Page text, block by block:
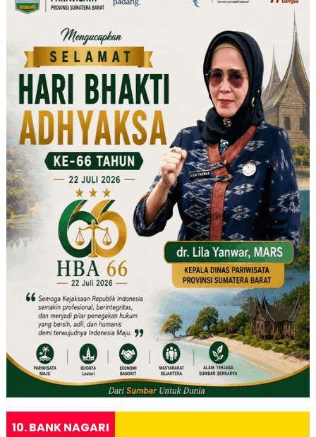
10. BANK NAGARI